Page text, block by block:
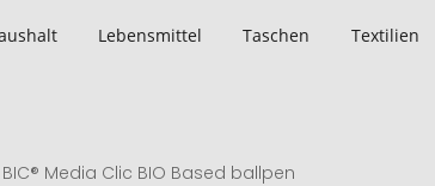
Lebensmittel Taschen Textilien
BIC® Media Clic BIO Based ballpen